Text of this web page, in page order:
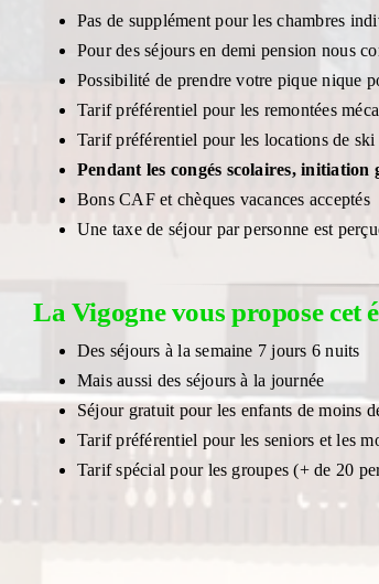
Pas de supplément pour les chambres
Pour des séjours en demi pension nous
Possibilité de prendre votre pique nique
Tarif préférentiel pour les remontées
Tarif préférentiel pour les locations de ski
Pendant les congés scolaires,
Bons CAF et chèques vacances acceptés
Une taxe de séjour par personne est
La Vigogne vous propose cet
Des séjours à la semaine 7 jours 6 nuits
Mais aussi des séjours à la journée
Séjour gratuit pour les enfants de moins
Tarif préférentiel pour les seniors et les
Tarif spécial pour les groupes (+ de 20